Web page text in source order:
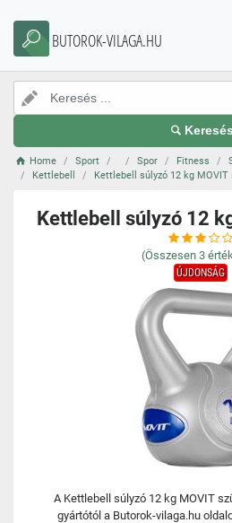
BUTOROK-VILAGA.HU
Keresés
Home Sport Spor Fitness
Kettlebell
Kettlebell súlyzó 12 kg MOVIT
Kettlebell súlyzó 12
(Összesen 3
ÚJDONSÁG
A Kettlebell súlyzó 12 kg MOVIT
gyártótól a Butorok-vilaga.hu